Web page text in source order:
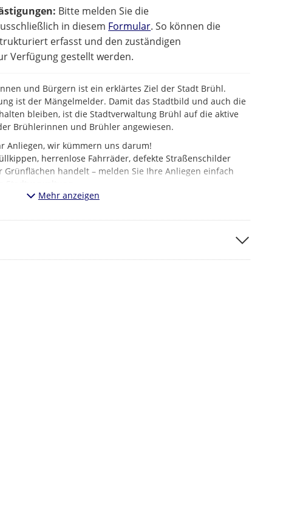
Bitte melden Sie die
in diesem Formular. So können die
erfasst und den zuständigen
Verfügung gestellt werden.
und Bürgern ist ein erklärtes Ziel der Stadt Brühl.
ist der Mängelmelder. Damit das Stadtbild und auch die
bleiben, ist die Stadtverwaltung Brühl auf die aktive
Brühlerinnen und Brühler angewiesen.
Anliegen, wir kümmern uns darum!
herrenlose Fahrräder, defekte Straßenschilder
Grünflächen handelt – melden Sie Ihre Anliegen einfach
Mehr anzeigen